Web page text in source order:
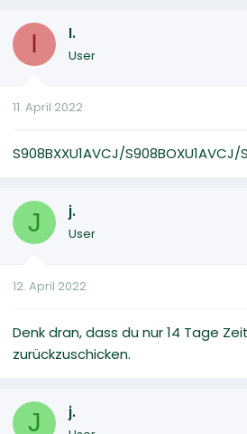
I I.
User
11. April 2022
S908BXXU1AVCJ/S908BOXU1AVCJ/
J j.
User
12. April 2022
Denk dran, dass du nur 14 Tage
zurückzuschicken.
J j.